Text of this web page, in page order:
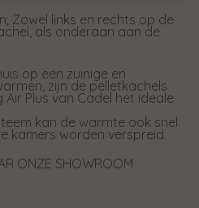
Zowel links en rechts op de
als onderaan aan de
op een zuinige en
zijn de pelletkachels
Plus van Cadel het ideale
kan de warmte ook snel
kamers worden verspreid.
ONZE SHOWROOM